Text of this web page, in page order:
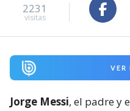
2231
visitas
VER
Jorge Messi, el padre y